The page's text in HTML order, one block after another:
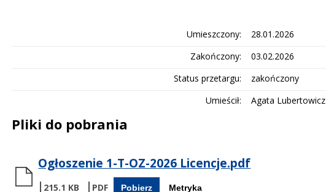
Umieszczony
28.01.2026
Zakończony
03.02.2026
Status przetargu
zakończony
Umieścił
Agata Lubertowicz
Pliki do pobrania
Ogłoszenie 1-T-OZ-2026 Licencje.pdf
215.1 KB Pobierz Metryka